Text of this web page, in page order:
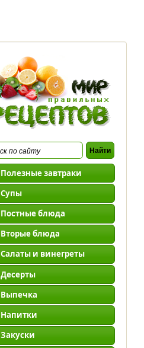
Полезные завтраки
Супы
Постные блюда
Вторые блюда
Салаты и винегреты
Десерты
Выпечка
Напитки
Закуски